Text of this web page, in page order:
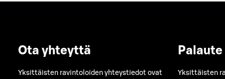
Ota yhteyttä
Yksittäisten ravintoloiden yhteystiedot ovat
Palaute
Yksittäisten